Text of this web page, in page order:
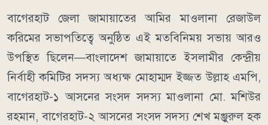
বাগেরহাট জেলা জামায়াতের আমির মাওলানা রেজাউল
করিমের সভাপতিত্বে অনুষ্ঠিত এই মতবিনিময় সভায় আরও
উপস্থিত ছিলেন—বাংলাদেশ জামায়াতে ইসলামীর কেন্দ্রীয়
নির্বাহী কমিটির সদস্য অধ্যক্ষ মোহাম্মদ ইজ্জত উল্লাহ এমপি,
বাগেরহাট-১ আসনের সংসদ সদস্য মাওলানা মো. মশিউর
রহমান, বাগেরহাট-২ আসনের সংসদ সদস্য শেখ মঞ্জুরুল হক